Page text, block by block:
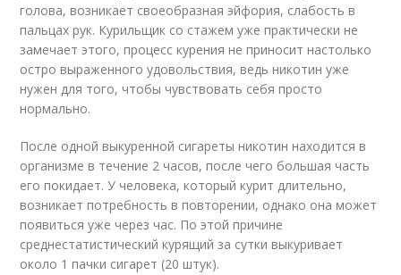
голова, возникает своеобразная эйфория, слабость в
пальцах рук. Курильщик со стажем уже практически не
замечает этого, процесс курения не приносит настолько
остро выраженного удовольствия, ведь никотин уже
нужен для того, чтобы чувствовать себя просто
нормально.
После одной выкуренной сигареты никотин находится в
организме в течение 2 часов, после чего большая часть
его покидает. У человека, который курит длительно,
возникает потребность в повторении, однако она может
появиться уже через час. По этой причине
среднестатистический курящий за сутки выкуривает
около 1 пачки сигарет (20 штук).